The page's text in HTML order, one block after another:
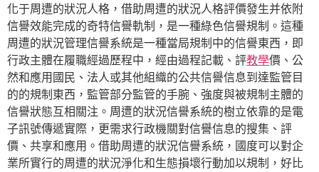
化于周遭的狀況人格，借助周遭的狀況人格評價發生并依附
信譽效能完成的奇特信譽軌制，是一種綠色信譽規制。這種
周遭的狀況管理信譽系統是一種當局規制中的信譽東西，即
行政主體在履職經過歷程中，經由過程記載、評教學價、公
然和應用國民、法人或其他組織的公共信譽信息到達監管目
的的規制東西，監管部分監管的手腕、強度與被規制主體的
信譽狀態互相關注。周遭的狀況信譽系統的樹立依靠的是電
子訊號傳遞實際，更需求行政機關對信譽信息的搜集、評
價、共享和應用。借助周遭的狀況信譽系統，國度可以對企
業所實行的周遭的狀況淨化和生態損壞行動加以規制，好比